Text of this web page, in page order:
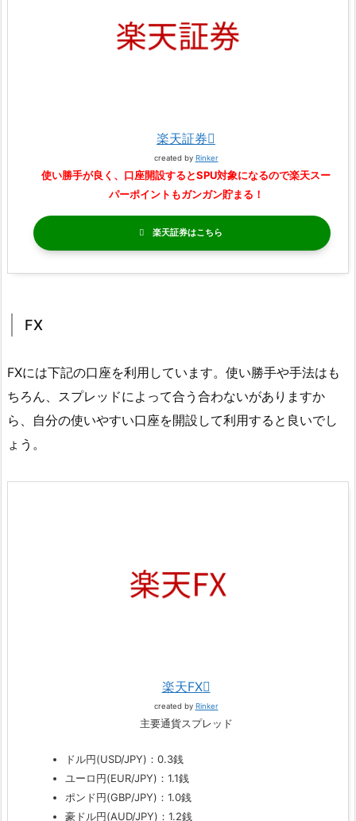
楽天証券
created by Rinker
使い勝手が良く、口座開設するとSPU対象になるので楽天スー
パーポイントもガンガン貯まる！
楽天証券
FX
FXには下記の口座を利用しています。使い勝手や手法はも
ちろん、スプレッドによって合う合わないがありますか
ら、自分の使いやすい口座を開設して利用すると良いでし
ょう。
楽天FX
created by Rinker
主要通貨スプレッド
ドル円(USD/JPY)：0.3銭
ユーロ円(EUR/JPY)：1.1銭
ポンド円(GBP/JPY)：1.0銭
豪ドル円(AUD/JPY)：1.2銭